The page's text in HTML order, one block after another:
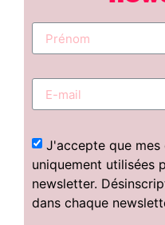
J'accepte que
uniquement utilisées
newsletter.
dans chaque